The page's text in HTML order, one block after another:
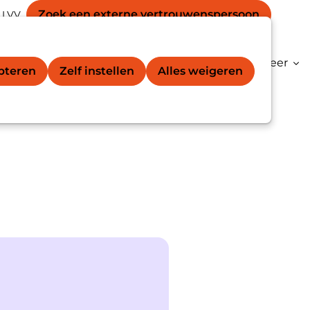
Zelf instellen Alles weigeren
Kenniscentrum Meer
Secondary
Zoek een externe vertrouwens­persoon